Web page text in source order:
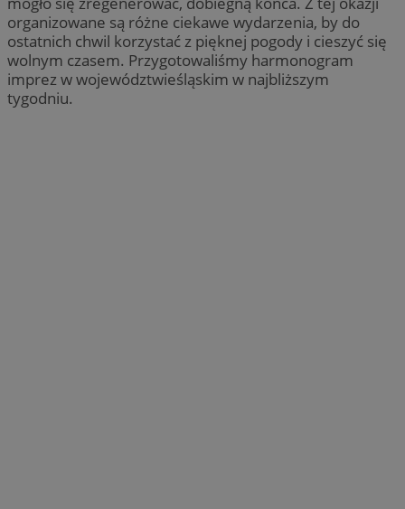
organizowane są różne ciekawe wydarzenia, by do
ostatnich chwil korzystać z pięknej pogody i cieszyć się
wolnym czasem. Przygotowaliśmy harmonogram
imprez w województwieśląskim w najbliższym
tygodniu.